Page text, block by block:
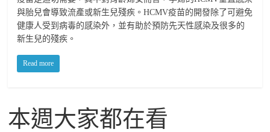
與胎兒會導致流產或新生兒殘疾。HCMV疫苗的開發除了可避免
健康人受到病毒的感染外，並有助於預防先天性感染及很多的
新生兒的殘疾。
Read more
本週大家都在看